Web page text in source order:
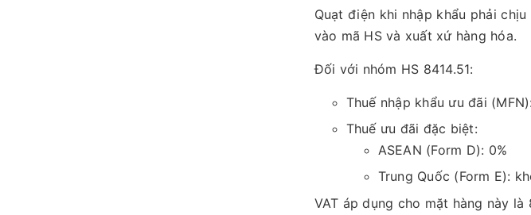
Quạt điện khi nhập khẩu phải
vào mã HS và xuất xứ hàng hóa.
Đối với nhóm HS 8414.51:
Thuế nhập khẩu ưu đãi
Thuế ưu đãi đặc biệt:
ASEAN (Form D): 0%
Trung Quốc (Form E):
VAT áp dụng cho mặt hàng này